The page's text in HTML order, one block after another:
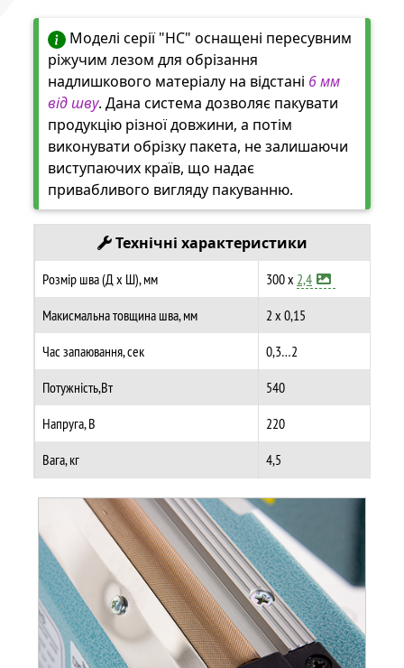
Моделі серії "HC" оснащені пересувним
ріжучим лезом для обрізання
надлишкового матеріалу на відстані 6 мм
від шву. Дана система дозволяє пакувати
продукцію різної довжини, а потім
виконувати обрізку пакета, не залишаючи
виступаючих країв, що надає
привабливого вигляду пакуванню.
Технічні характеристики
Розмір шва (Д х Ш), мм 300 х 2,4
Макисмальна товщина шва, мм
2 х 0,15
Час запаювання, сек
0,3…2
Потужність,Вт
540
Напруга, В
220
Вага, кг
4,5